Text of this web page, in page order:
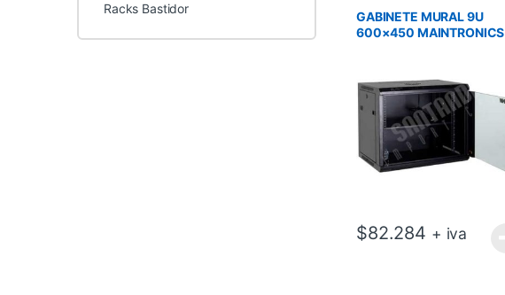
GABINETE MURAL 9U
600×450 MAINTRONICS
$82.284 + iva
Racks Bastidor